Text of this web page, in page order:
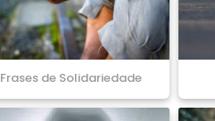
Frases de Solidariedade